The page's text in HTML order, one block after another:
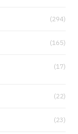
(294)
(165)
(17)
(22)
(23)